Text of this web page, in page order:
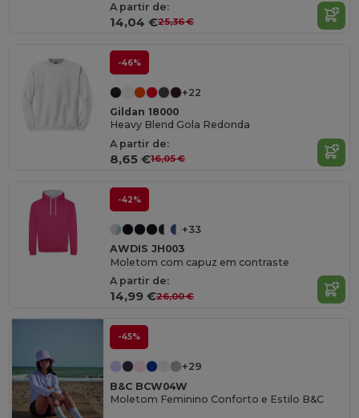
A partir de:
14,04 €25,36 €
-46%
+22
Gildan 18000
Heavy Blend Gola Redonda
A partir de:
8,65 €16,05 €
-42%
+33
AWDIS JH003
Moletom com capuz em contraste
A partir de:
14,99 €26,00 €
-45%
+29
B&C BCW04W
Moletom Feminino Conforto e Estilo B&C